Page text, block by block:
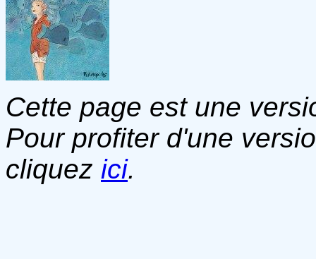
Cette page est une
Pour profiter d'une
cliquez ici.